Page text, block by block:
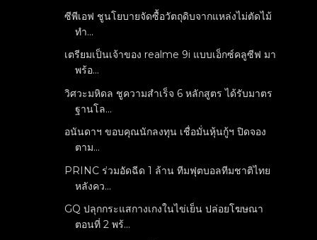
ซีพีเอฟ ชูนโยบายจัดซื้อวัตถุดิบจากแหล่งไม่ตัดไม้
ทำ...
เตรียมเป็นเจ้าของ realme 9i แบบเอ็กซ์คลูซีฟ มา
พร้อ...
วิศวะมหิดล ชูความสำเร็จ 6 หลักสูตร ได้รับมาตร
ฐานโล...
อนันดาฯ ขอบคุณนักลงทุน เชื่อมั่นหุ้นกู้ฯ ปิดจอง
ตาม...
PRINC ร่วมอัดฉีด 1 ล้าน ทีมฟุตบอลทีมชาติไทย
หลังคว...
GQ ปลุกกระแสกางเกงในไข่เย็น ปล่อยโฆษณา
ตอนที่ 2 พร้...